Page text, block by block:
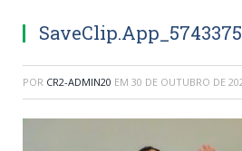
POR CR2-ADMIN20 EM 30 DE OUTUBRO DE